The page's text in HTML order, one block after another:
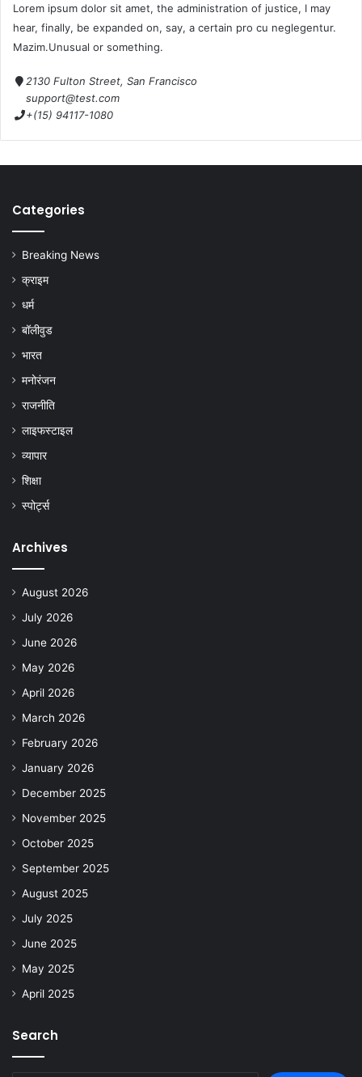
Lorem ipsum dolor sit amet, the administration of justice, I may
hear, finally, be expanded on, say, a certain pro cu neglegentur.
Mazim.Unusual or something.
2130 Fulton Street, San Francisco
support@test.com
+(15) 94117-1080
Categories
Breaking News
क्राइम
धर्म
बॉलीवुड
भारत
मनोरंजन
राजनीति
लाइफस्टाइल
व्यापार
शिक्षा
स्पोर्ट्स
Archives
August 2026
July 2026
June 2026
May 2026
April 2026
March 2026
February 2026
January 2026
December 2025
November 2025
October 2025
September 2025
August 2025
July 2025
June 2025
May 2025
April 2025
Search